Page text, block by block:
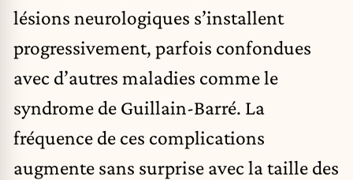
lésions neurologiques s’installent
progressivement, parfois confondues
avec d’autres maladies comme le
syndrome de Guillain-Barré. La
fréquence de ces complications
augmente sans surprise avec la taille des